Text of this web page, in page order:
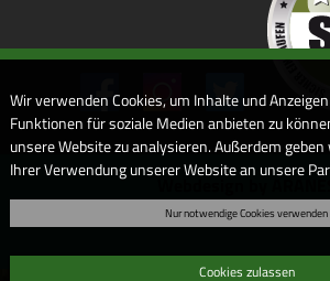
Webdesign by
Wir verwenden Cookies, um Inhalte und
Funktionen für soziale Medien anbieten zu
unsere Website zu analysieren. Außerdem
Ihrer Verwendung unserer Website an unsere
Informationen möglicherweise mit weiteren
Dienste gesammelt haben. Sofern Sie uns Ihre
Nur notwendige Cookies verwenden
Cookies zulassen